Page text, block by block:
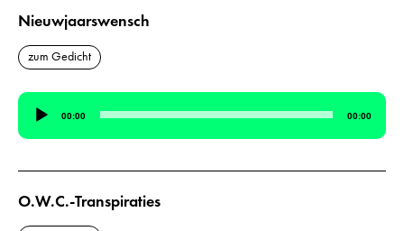
Nieuwjaarswensch
zum Gedicht
Audio-
Player
00:00 00:00
O.W.C.-Transpiraties